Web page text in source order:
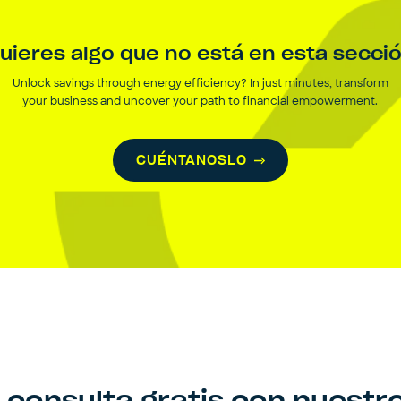
algo que no está en esta
Unlock savings through energy efficiency? In just minutes, transform
your business and uncover your path to financial empowerment.
CUÉNTANOSLO